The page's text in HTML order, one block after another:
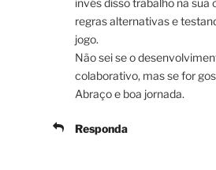
regras alternativas e
jogo.
Não sei se o
colaborativo, mas se for
Abraço e boa jornada.
Responda